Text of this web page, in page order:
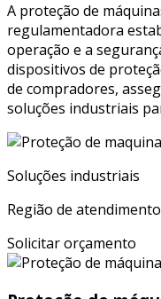
A proteção de
regulamentadora
operação e a
dispositivos de
de compradores,
soluções industriais
Soluções industriais
Região de
Solicitar orçamento